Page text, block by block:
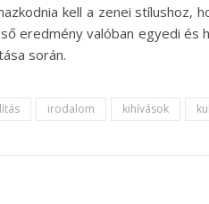
kell a zenei
eredmény valóban egyedi
során.
irodalom kihívások